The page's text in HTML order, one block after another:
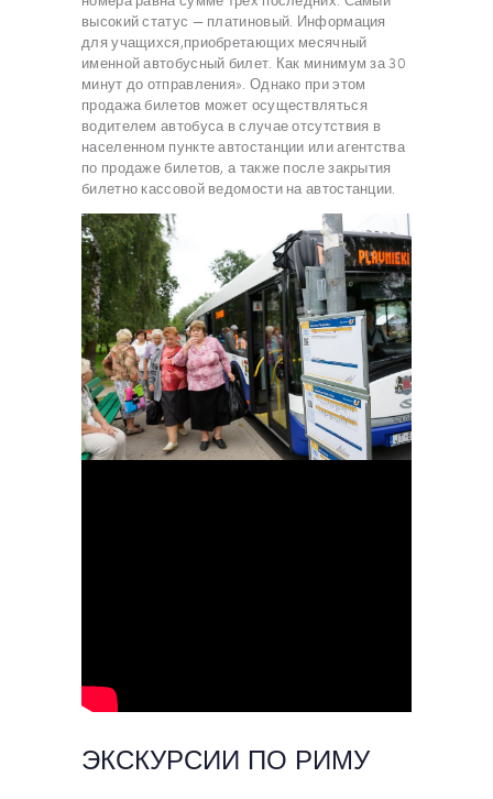
высокий статус — платиновый. Информация
для учащихся,приобретающих месячный
именной автобусный билет. Как минимум за 30
минут до отправления». Однако при этом
продажа билетов может осуществляться
водителем автобуса в случае отсутствия в
населенном пункте автостанции или агентства
по продаже билетов, а также после закрытия
билетно кассовой ведомости на автостанции.
ЭКСКУРСИИ ПО РИМУ